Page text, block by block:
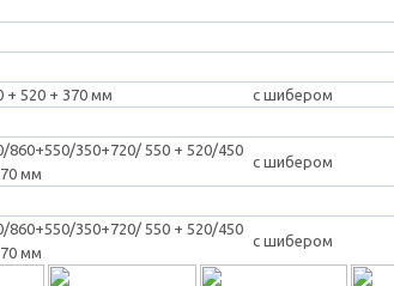
+ 520 + 370 мм с шибером
860+550/350+720/ 550 + 520/450
мм
с шибером
860+550/350+720/ 550 + 520/450
мм
с шибером